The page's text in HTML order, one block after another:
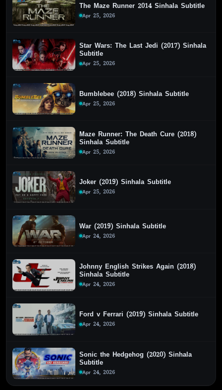
The Maze Runner 2014 Sinhala Subtitle
Apr 25, 2026
Star Wars: The Last Jedi (2017) Sinhala
Subtitle
Apr 25, 2026
Bumblebee (2018) Sinhala Subtitle
Apr 25, 2026
Maze Runner: The Death Cure (2018)
Sinhala Subtitle
Apr 25, 2026
Joker (2019) Sinhala Subtitle
Apr 25, 2026
War (2019) Sinhala Subtitle
Apr 24, 2026
Johnny English Strikes Again (2018)
Sinhala Subtitle
Apr 24, 2026
Ford v Ferrari (2019) Sinhala Subtitle
Apr 24, 2026
Sonic the Hedgehog (2020) Sinhala
Subtitle
Apr 24, 2026